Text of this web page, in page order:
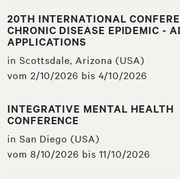
20TH INTERNATIONAL
CHRONIC DISEASE EPIDEMIC -
APPLICATIONS
in Scottsdale, Arizona (USA)
vom 2/10/2026 bis 4/10/2026
INTEGRATIVE MENTAL HEALTH
CONFERENCE
in San Diego (USA)
vom 8/10/2026 bis 11/10/2026